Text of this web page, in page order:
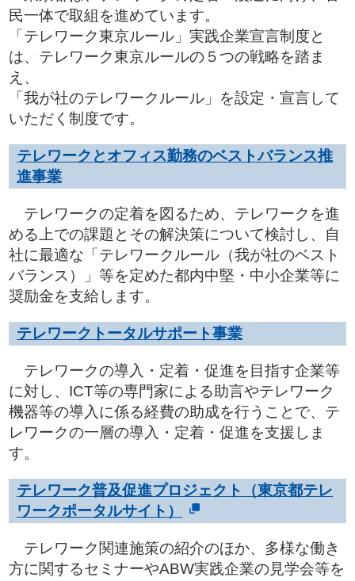
民一体で取組を進めています。
「テレワーク東京ルール」実践企業宣言制度と
は、テレワーク東京ルールの５つの戦略を踏ま
え、
「我が社のテレワークルール」を設定・宣言して
いただく制度です。
テレワークとオフィス勤務のベストバランス推
進事業
テレワークの定着を図るため、テレワークを進
める上での課題とその解決策について検討し、自
社に最適な「テレワークルール（我が社のベスト
バランス）」等を定めた都内中堅・中小企業等に
奨励金を支給します。
テレワークトータルサポート事業
テレワークの導入・定着・促進を目指す企業等
に対し、ICT等の専門家による助言やテレワーク
機器等の導入に係る経費の助成を行うことで、テ
レワークの一層の導入・定着・促進を支援しま
す。
テレワーク普及促進プロジェクト（東京都テレ
ワークポータルサイト）
テレワーク関連施策の紹介のほか、多様な働き
方に関するセミナーやABW実践企業の見学会等を